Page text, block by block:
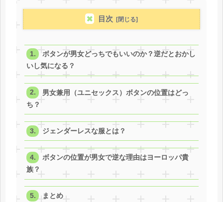
目次
ボタンが男女どっちでもいいのか？逆だとおかし
いし気になる？
男女兼用（ユニセックス）ボタンの位置はどっ
ち？
ジェンダーレスな服とは？
ボタンの位置が男女で逆な理由はヨーロッパ貴
族？
まとめ